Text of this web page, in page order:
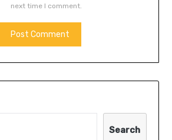
next time I comment.
Search